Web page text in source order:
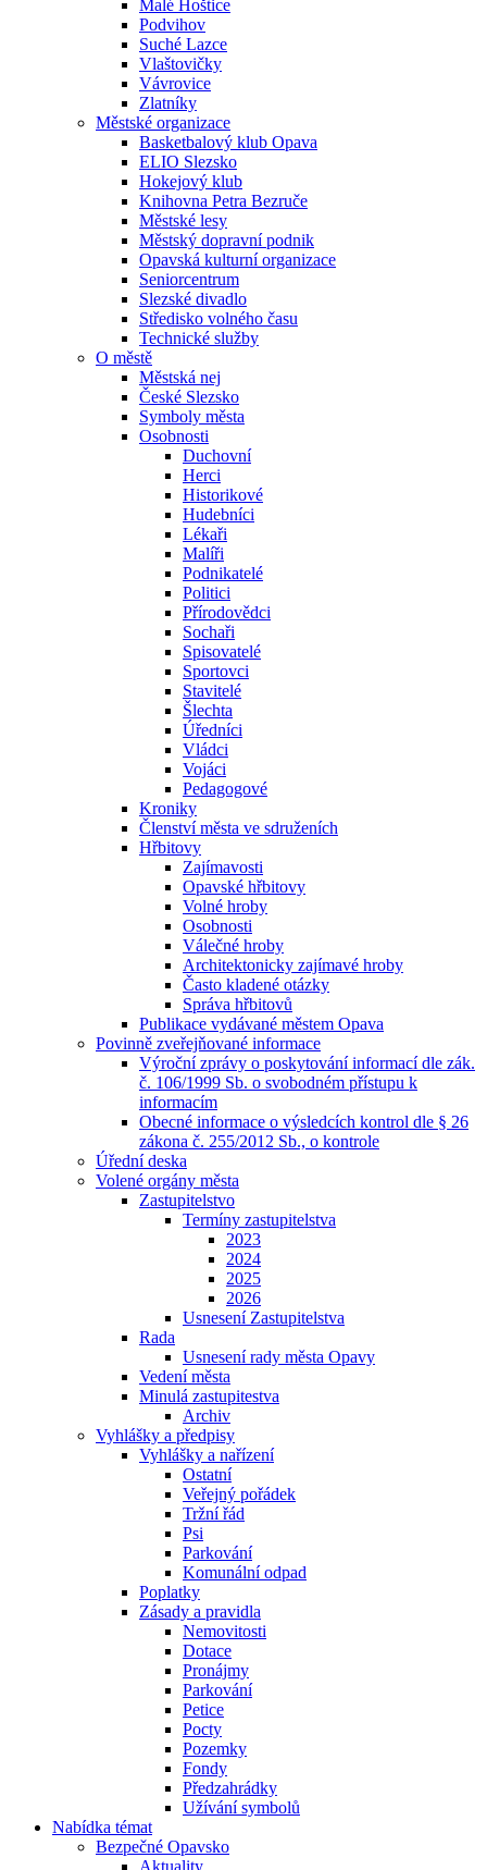
Malé Hoštice
Podvihov
Suché Lazce
Vlaštovičky
Vávrovice
Zlatníky
Městské organizace
Basketbalový klub Opava
ELIO Slezsko
Hokejový klub
Knihovna Petra Bezruče
Městské lesy
Městský dopravní podnik
Opavská kulturní organizace
Seniorcentrum
Slezské divadlo
Středisko volného času
Technické služby
O městě
Městská nej
České Slezsko
Symboly města
Osobnosti
Duchovní
Herci
Historikové
Hudebníci
Lékaři
Malíři
Podnikatelé
Politici
Přírodovědci
Sochaři
Spisovatelé
Sportovci
Stavitelé
Šlechta
Úředníci
Vládci
Vojáci
Pedagogové
Kroniky
Členství města ve sdruženích
Hřbitovy
Zajímavosti
Opavské hřbitovy
Volné hroby
Osobnosti
Válečné hroby
Architektonicky zajímavé hroby
Často kladené otázky
Správa hřbitovů
Publikace vydávané městem Opava
Povinně zveřejňované informace
Výroční zprávy o poskytování informací dle zák.
č. 106/1999 Sb. o svobodném přístupu k
informacím
Obecné informace o výsledcích kontrol dle § 26
zákona č. 255/2012 Sb., o kontrole
Úřední deska
Volené orgány města
Zastupitelstvo
Termíny zastupitelstva
2023
2024
2025
2026
Usnesení Zastupitelstva
Rada
Usnesení rady města Opavy
Vedení města
Minulá zastupitestva
Archiv
Vyhlášky a předpisy
Vyhlášky a nařízení
Ostatní
Veřejný pořádek
Tržní řád
Psi
Parkování
Komunální odpad
Poplatky
Zásady a pravidla
Nemovitosti
Dotace
Pronájmy
Parkování
Petice
Pocty
Pozemky
Fondy
Předzahrádky
Užívání symbolů
Nabídka témat
Bezpečné Opavsko